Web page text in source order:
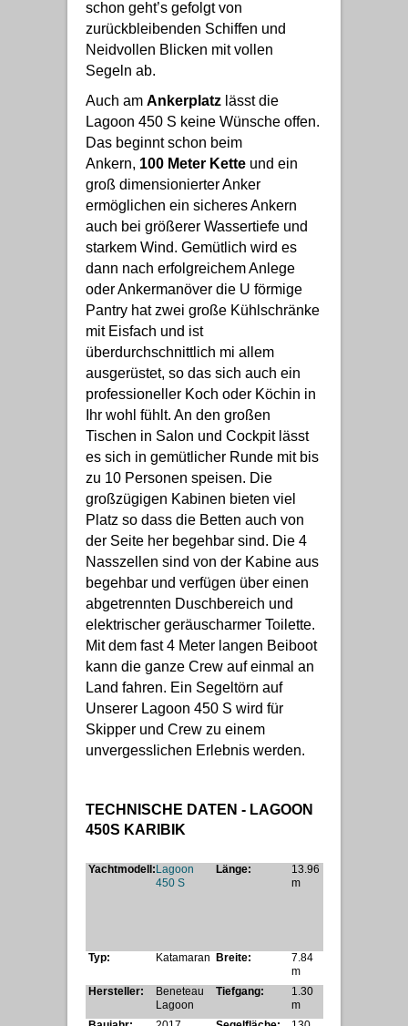
schon geht’s gefolgt von
zurückbleibenden Schiffen und
Neidvollen Blicken mit vollen
Segeln ab.
Auch am Ankerplatz lässt die
Lagoon 450 S keine Wünsche offen.
Das beginnt schon beim
Ankern, 100 Meter Kette und ein
groß dimensionierter Anker
ermöglichen ein sicheres Ankern
auch bei größerer Wassertiefe und
starkem Wind. Gemütlich wird es
dann nach erfolgreichem Anlege
oder Ankermanöver die U förmige
Pantry hat zwei große Kühlschränke
mit Eisfach und ist
überdurchschnittlich mi allem
ausgerüstet, so das sich auch ein
professioneller Koch oder Köchin in
Ihr wohl fühlt. An den großen
Tischen in Salon und Cockpit lässt
es sich in gemütlicher Runde mit bis
zu 10 Personen speisen. Die
großzügigen Kabinen bieten viel
Platz so dass die Betten auch von
der Seite her begehbar sind. Die 4
Nasszellen sind von der Kabine aus
begehbar und verfügen über einen
abgetrennten Duschbereich und
elektrischer geräuscharmer Toilette.
Mit dem fast 4 Meter langen Beiboot
kann die ganze Crew auf einmal an
Land fahren. Ein Segeltörn auf
Unserer Lagoon 450 S wird für
Skipper und Crew zu einem
unvergesslichen Erlebnis werden.
TECHNISCHE DATEN - LAGOON
450S KARIBIK
Yachtmodell: Lagoon
450 S
Länge:
13.96
m
Typ: Katamaran Breite:
7.84
m
Hersteller:
Beneteau
Lagoon
Tiefgang:
1.30
m